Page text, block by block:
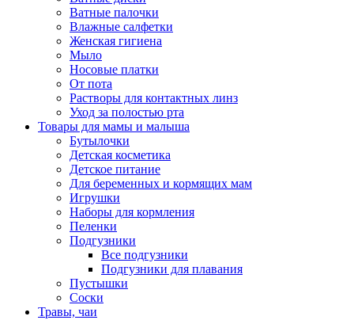
Ватные палочки
Влажные салфетки
Женская гигиена
Мыло
Носовые платки
От пота
Растворы для контактных линз
Уход за полостью рта
Товары для мамы и малыша
Бутылочки
Детская косметика
Детское питание
Для беременных и кормящих мам
Игрушки
Наборы для кормления
Пеленки
Подгузники
Все подгузники
Подгузники для плавания
Пустышки
Соски
Травы, чаи